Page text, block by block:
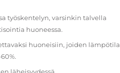
työskentelyn, varsinkin talvella
huoneessa.
huoneisiin, joiden lämpötila